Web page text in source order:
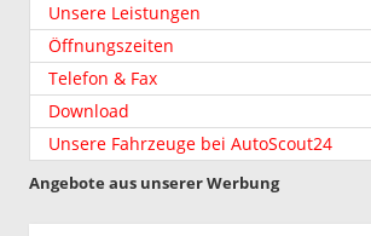
Unsere Leistungen
Öffnungszeiten
Telefon & Fax
Download
Unsere Fahrzeuge bei AutoScout24
Angebote aus unserer Werbung